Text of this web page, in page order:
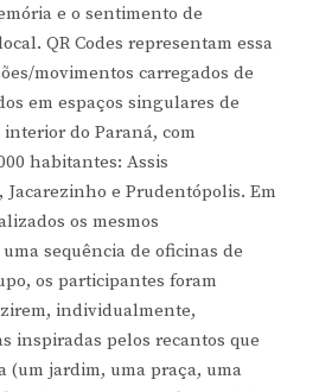
e o sentimento de
QR Codes representam essa
movimentos carregados de
em espaços singulares de
do Paraná, com
habitantes: Assis
Jacarezinho e Prudentópolis. Em
os mesmos
sequência de oficinas de
os participantes foram
individualmente,
inspiradas pelos recantos que
(um jardim, uma praça, uma